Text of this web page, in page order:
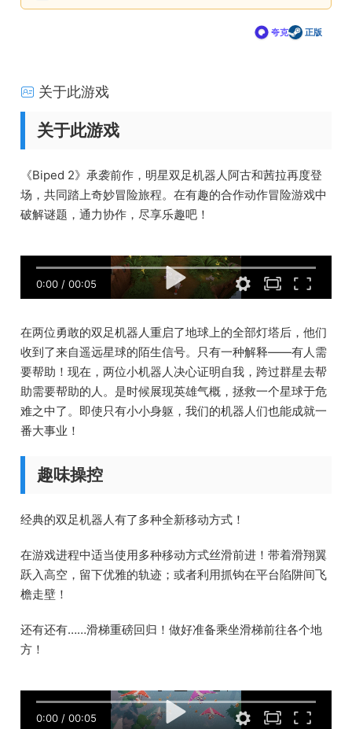
夸克 正版
关于此游戏
关于此游戏
《Biped 2》承袭前作，明星双足机器人阿古和茜拉再度登
场，共同踏上奇妙冒险旅程。在有趣的合作动作冒险游戏中
破解谜题，通力协作，尽享乐趣吧！
0:00 / 00:05
在两位勇敢的双足机器人重启了地球上的全部灯塔后，他们
收到了来自遥远星球的陌生信号。只有一种解释——有人需
要帮助！现在，两位小机器人决心证明自我，跨过群星去帮
助需要帮助的人。是时候展现英雄气概，拯救一个星球于危
难之中了。即使只有小小身躯，我们的机器人们也能成就一
番大事业！
趣味操控
经典的双足机器人有了多种全新移动方式！
在游戏进程中适当使用多种移动方式丝滑前进！带着滑翔翼
跃入高空，留下优雅的轨迹；或者利用抓钩在平台陷阱间飞
檐走壁！
还有还有……滑梯重磅回归！做好准备乘坐滑梯前往各个地
方！
0:00 / 00:05